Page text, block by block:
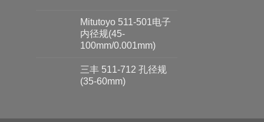
Mitutoyo 511-501电子
内径规(45-
100mm/0.001mm)
三丰 511-712 孔径规
(35-60mm)